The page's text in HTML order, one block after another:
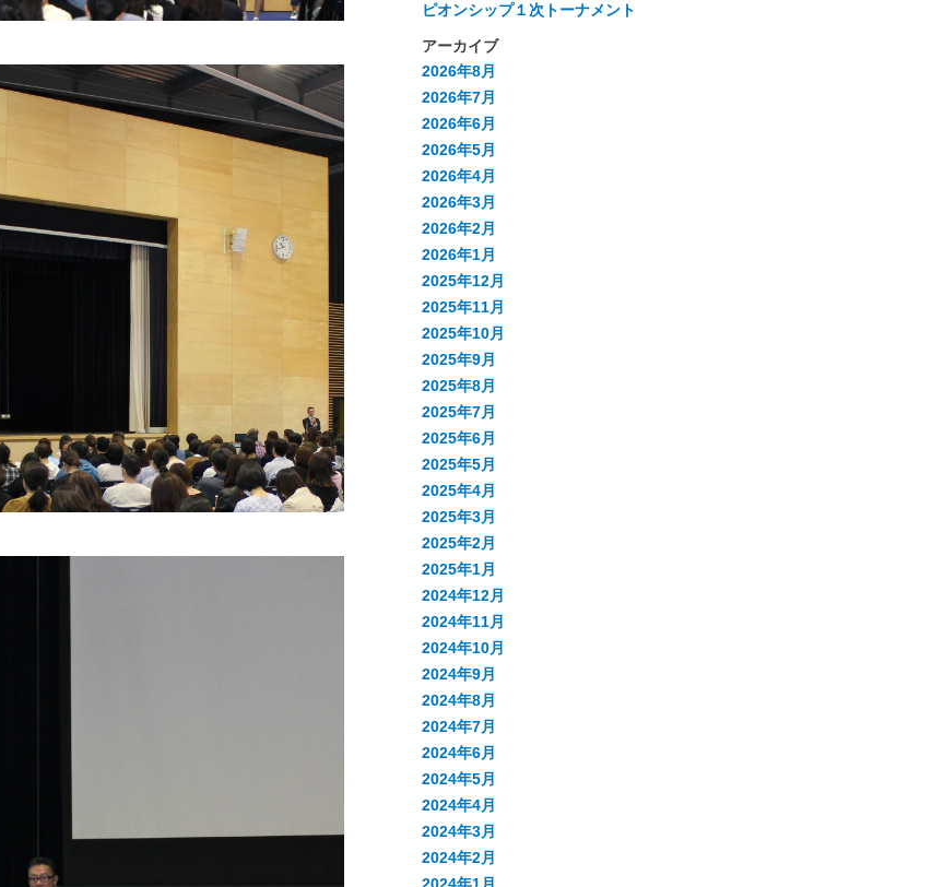
ピオンシップ１次トーナメント
アーカイブ
2026年8月
2026年7月
2026年6月
2026年5月
2026年4月
2026年3月
2026年2月
2026年1月
2025年12月
2025年11月
2025年10月
2025年9月
2025年8月
2025年7月
2025年6月
2025年5月
2025年4月
2025年3月
2025年2月
2025年1月
2024年12月
2024年11月
2024年10月
2024年9月
2024年8月
2024年7月
2024年6月
2024年5月
2024年4月
2024年3月
2024年2月
2024年1月